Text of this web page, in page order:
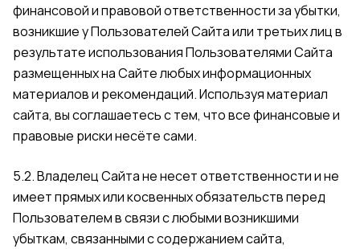
финансовой и правовой ответственности за убытки,
возникшие у Пользователей Сайта или третьих лиц в
результате использования Пользователями Сайта
размещенных на Сайте любых информационных
материалов и рекомендаций. Используя материал
сайта, вы соглашаетесь с тем, что все финансовые и
правовые риски несёте сами.
5.2. Владелец Сайта не несет ответственности и не
имеет прямых или косвенных обязательств перед
Пользователем в связи с любыми возникшими
убыткам, связанными с содержанием сайта,